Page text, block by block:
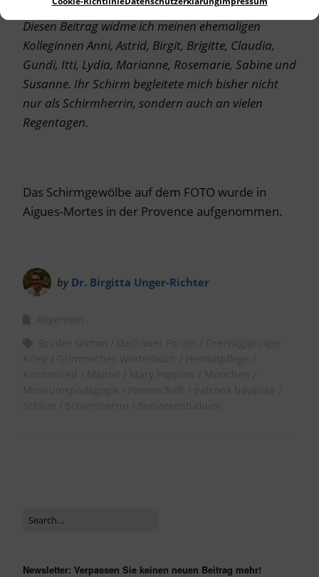
Diesen Beitrag widme ich meinen ehemaligen
Kolleginnen Anni, Astrid, Birgit, Brigitte, Claudia,
Gundi, Itti, Lydia, Marianne, Rosemarie, Sabine und
Susanne. Ihr Schirm begleitete mich bisher nicht
nur als Schirmherrin, sondern auch an vielen
Regentagen.
Das Schirmgewölbe auf dem FOTO wurde in
Aigues-Mortes in der Provence aufgenommen.
by Dr. Birgitta Unger-Richter
Newsletter: Verpassen Sie keinen neuen Beitrag mehr!